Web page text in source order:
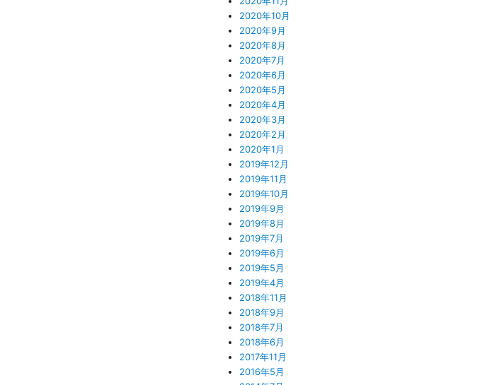
2020年10月
2020年9月
2020年8月
2020年7月
2020年6月
2020年5月
2020年4月
2020年3月
2020年2月
2020年1月
2019年12月
2019年11月
2019年10月
2019年9月
2019年8月
2019年7月
2019年6月
2019年5月
2019年4月
2018年11月
2018年9月
2018年7月
2018年6月
2017年11月
2016年5月